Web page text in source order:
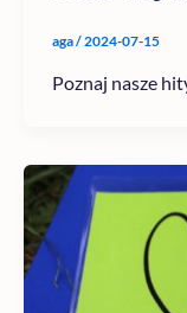
aga/2024-07-15
Poznaj nasze